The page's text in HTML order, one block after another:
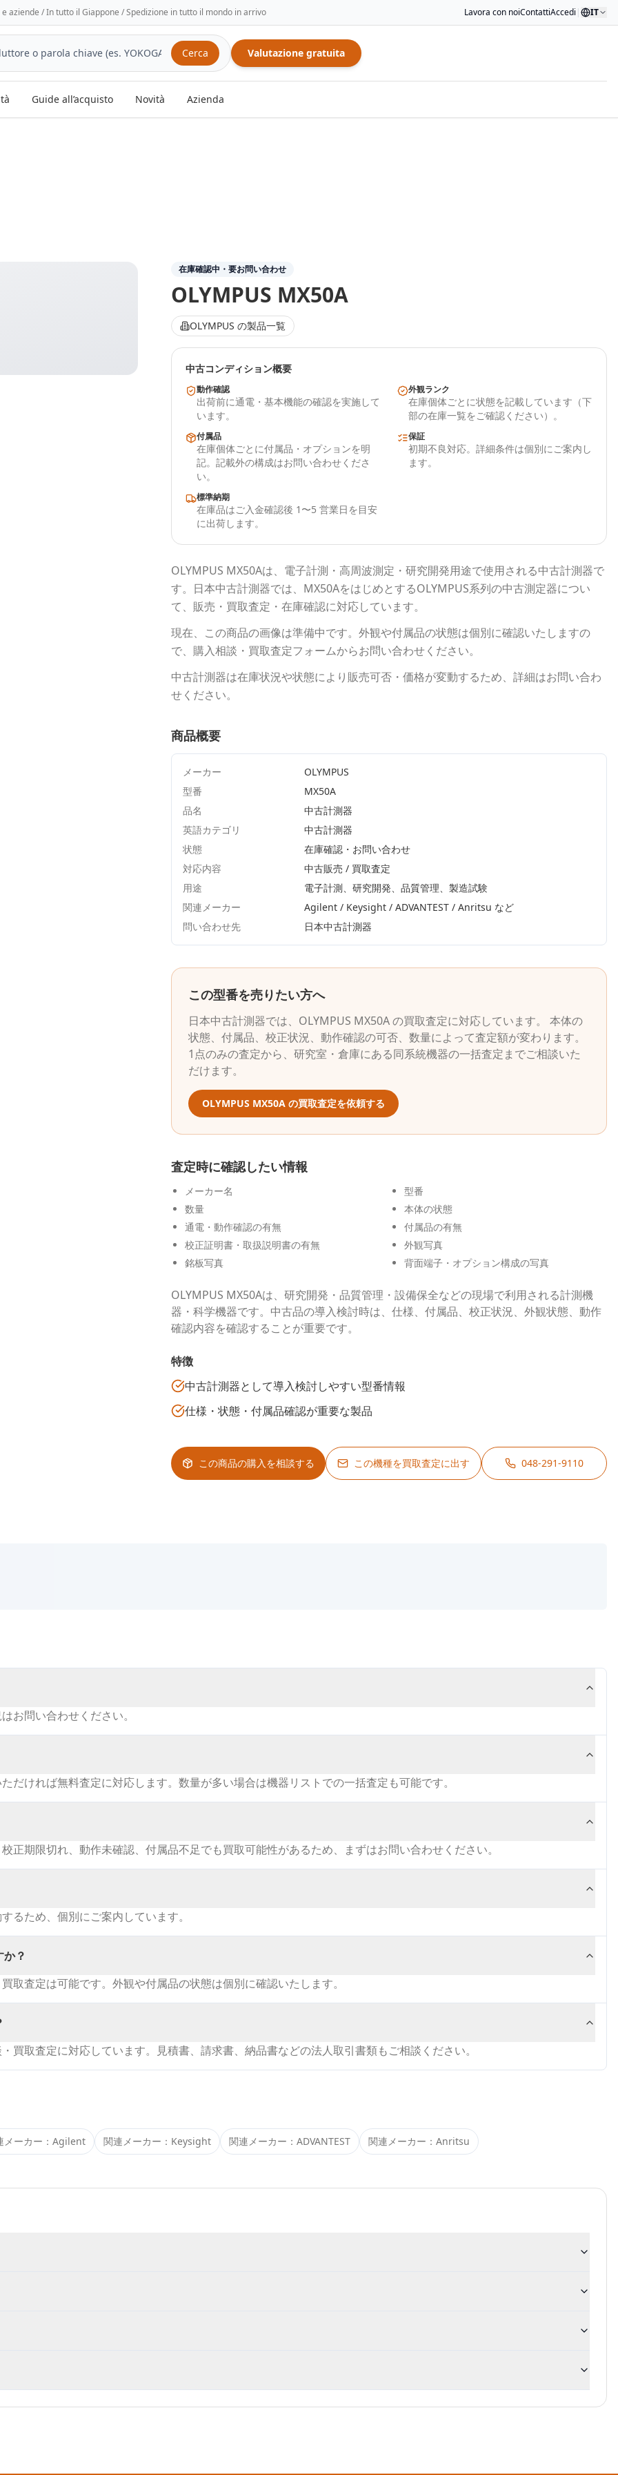
aziende / In tutto il Giappone / Spedizione in tutto il mondo in arrivo Lavora con noiContattiAccedi | IT
Cerca Valutazione gratuita
Guide all’acquisto Novità Azienda
在庫確認中・要お問い合わせ
OLYMPUS MX50A
OLYMPUS の製品一覧
中古コンディション概要
動作確認
出荷前に通電・基本機能の確認を実施して
います。
外観ランク
在庫個体ごとに状態を記載しています（下
部の在庫一覧をご確認ください）。
付属品
在庫個体ごとに付属品・オプションを明
記。記載外の構成はお問い合わせくださ
い。
保証
初期不良対応。詳細条件は個別にご案内し
ます。
標準納期
在庫品はご入金確認後 1〜5 営業日を目安
に出荷します。
OLYMPUS MX50Aは、電子計測・高周波測定・研究開発用途で使用される中古計測器で
す。 日本中古計測器では、 MX50AをはじめとするOLYMPUS系列の中古測定器につい
て、販売・買取査定・在庫確認に対応しています。
現在、この商品の画像は準備中です。外観や付属品の状態は個別に確認いたしますの
で、購入相談・買取査定フォームからお問い合わせください。
中古計測器は在庫状況や状態により販売可否・価格が変動するため、詳細はお問い合わ
せください。
商品概要
メーカー
OLYMPUS
型番
MX50A
品名
中古計測器
英語カテゴリ
中古計測器
状態
在庫確認・お問い合わせ
対応内容
中古販売 / 買取査定
用途
電子計測、研究開発、品質管理、製造試験
関連メーカー
Agilent / Keysight / ADVANTEST / Anritsu など
問い合わせ先
日本中古計測器
この型番を売りたい方へ
日本中古計測器では、 OLYMPUS MX50Aの買取査定に対応しています。 本体の
状態、付属品、校正状況、動作確認の可否、数量によって査定額が変わります。
1点のみの査定から、研究室・倉庫にある同系統機器の一括査定までご相談いた
だけます。
OLYMPUS MX50A の買取査定を依頼する
査定時に確認したい情報
メーカー名
型番
数量
本体の状態
通電・動作確認の有無
付属品の有無
校正証明書・取扱説明書の有無
外観写真
銘板写真
背面端子・オプション構成の写真
OLYMPUS MX50Aは、研究開発・品質管理・設備保全などの現場で利用される計測機
器・科学機器です。中古品の導入検討時は、仕様、付属品、校正状況、外観状態、動作
確認内容を確認することが重要です。
特徴
中古計測器として導入検討しやすい型番情報
仕様・状態・付属品確認が重要な製品
この商品の購入を相談する この機種を買取査定に出す 048-291-9110
お問い合わせください。
だければ無料査定に対応します。数量が多い場合は機器リストでの一括査定も可能です。
正期限切れ、動作未確認、付属品不足でも買取可能性があるため、まずはお問い合わせください。
るため、個別にご案内しています。
？
取査定は可能です。外観や付属品の状態は個別に確認いたします。
買取査定に対応しています。見積書、請求書、納品書などの法人取引書類もご相談ください。
メーカー： Agilent 関連メーカー： Keysight 関連メーカー： ADVANTEST 関連メーカー： Anritsu